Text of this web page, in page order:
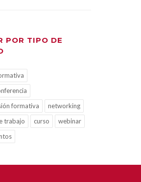
POR TIPO DE
formativa
networking
trabajo
curso
webinar